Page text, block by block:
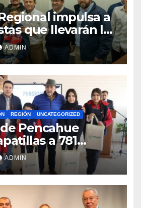
impulsa a
que llevarán la
a
ADMIN
REGIÓN UNCATEGORIZED
Pencahue
a 781
con recursos del
ADMIN